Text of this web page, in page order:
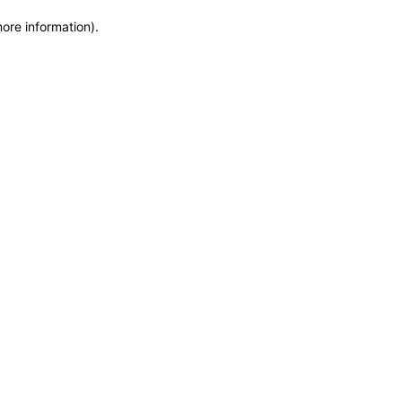
information).